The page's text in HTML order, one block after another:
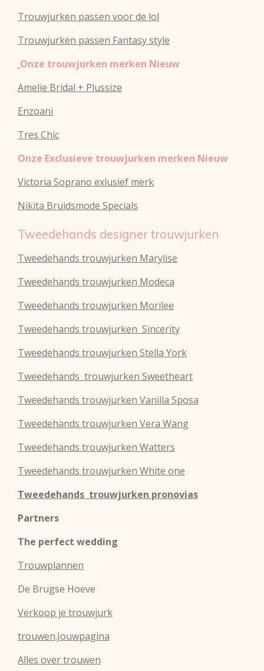
Trouwjurken passen voor de lol
Trouwjurken passen Fantasy style
Onze trouwjurken merken Nieuw
Amelie Bridal + Plussize
Enzoani
Tres Chic
Onze Exclusieve trouwjurken merken Nieuw
Victoria Soprano exlusief merk
Nikita Bruidsmode Specials
Tweedehands designer trouwjurken
Tweedehands trouwjurken Marylise
Tweedehands trouwjurken Modeca
Tweedehands trouwjurken Morilee
Tweedehands trouwjurken Sincerity
Tweedehands trouwjurken Stella York
Tweedehands trouwjurken Sweetheart
Tweedehands trouwjurken Vanilla Sposa
Tweedehands trouwjurken Vera Wang
Tweedehands trouwjurken Watters
Tweedehands trouwjurken White one
Tweedehands trouwjurken pronovias
Partners
The perfect wedding
Trouwplannen
De Brugse Hoeve
Verkoop je trouwjurk
trouwen.Jouwpagina
Alles over trouwen